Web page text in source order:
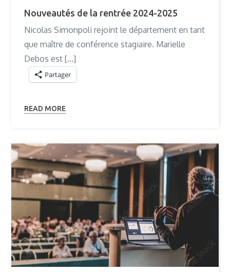
Nouveautés de la rentrée 2024-2025
Nicolas Simonpoli rejoint le département en tant
que maître de conférence stagiaire. Marielle
Debos est […]
Partager
READ MORE